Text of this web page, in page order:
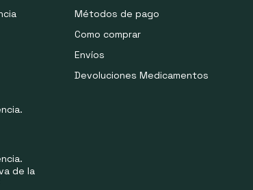
de la
Métodos de pago
Como comprar
Envíos
Devoluciones Medicamentos